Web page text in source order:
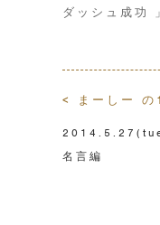
ダッシュ成功
< まーしー の
2014.5.27
名言編